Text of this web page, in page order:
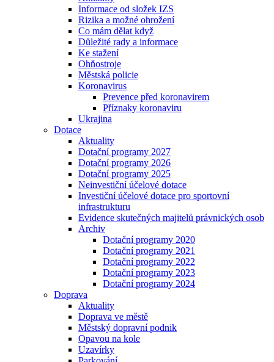
Informace od složek IZS
Rizika a možné ohrožení
Co mám dělat když
Důležité rady a informace
Ke stažení
Ohňostroje
Městská policie
Koronavirus
Prevence před koronavirem
Příznaky koronaviru
Ukrajina
Dotace
Aktuality
Dotační programy 2027
Dotační programy 2026
Dotační programy 2025
Neinvestiční účelové dotace
Investiční účelové dotace pro sportovní
infrastrukturu
Evidence skutečných majitelů právnických osob
Archiv
Dotační programy 2020
Dotační programy 2021
Dotační programy 2022
Dotační programy 2023
Dotační programy 2024
Doprava
Aktuality
Doprava ve městě
Městský dopravní podnik
Opavou na kole
Uzavírky